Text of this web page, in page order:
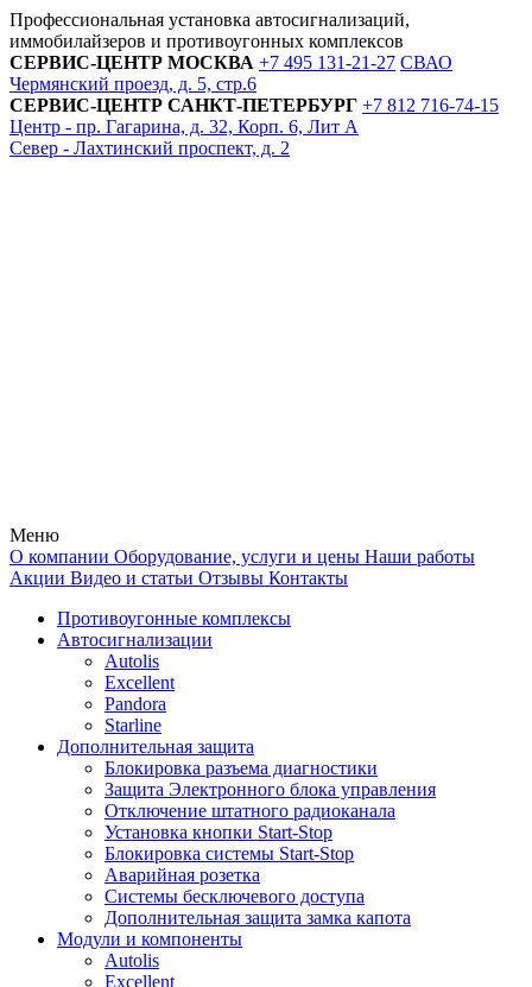
Профессиональная установка автосигнализаций,
иммобилайзеров и противоугонных комплексов
СЕРВИС-ЦЕНТР МОСКВА +7 495 131-21-27 СВАО
Чермянский проезд, д. 5, стр.6
СЕРВИС-ЦЕНТР САНКТ-ПЕТЕРБУРГ +7 812 716-74-15
Центр - пр. Гагарина, д. 32, Корп. 6, Лит А
Север - Лахтинский проспект, д. 2
Меню
О компании Оборудование, услуги и цены Наши работы
Акции Видео и статьи Отзывы Контакты
Противоугонные комплексы
Автосигнализации
Autolis
Excellent
Pandora
Starline
Дополнительная защита
Блокировка разъема диагностики
Защита Электронного блока управления
Отключение штатного радиоканала
Установка кнопки Start-Stop
Блокировка системы Start-Stop
Аварийная розетка
Системы бесключевого доступа
Дополнительная защита замка капота
Модули и компоненты
Autolis
Excellent